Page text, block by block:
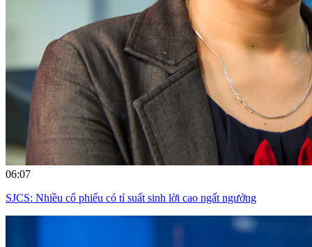
06:07
SJCS: Nhiều cổ phiếu có tỉ suất sinh lời cao ngất ngưởng